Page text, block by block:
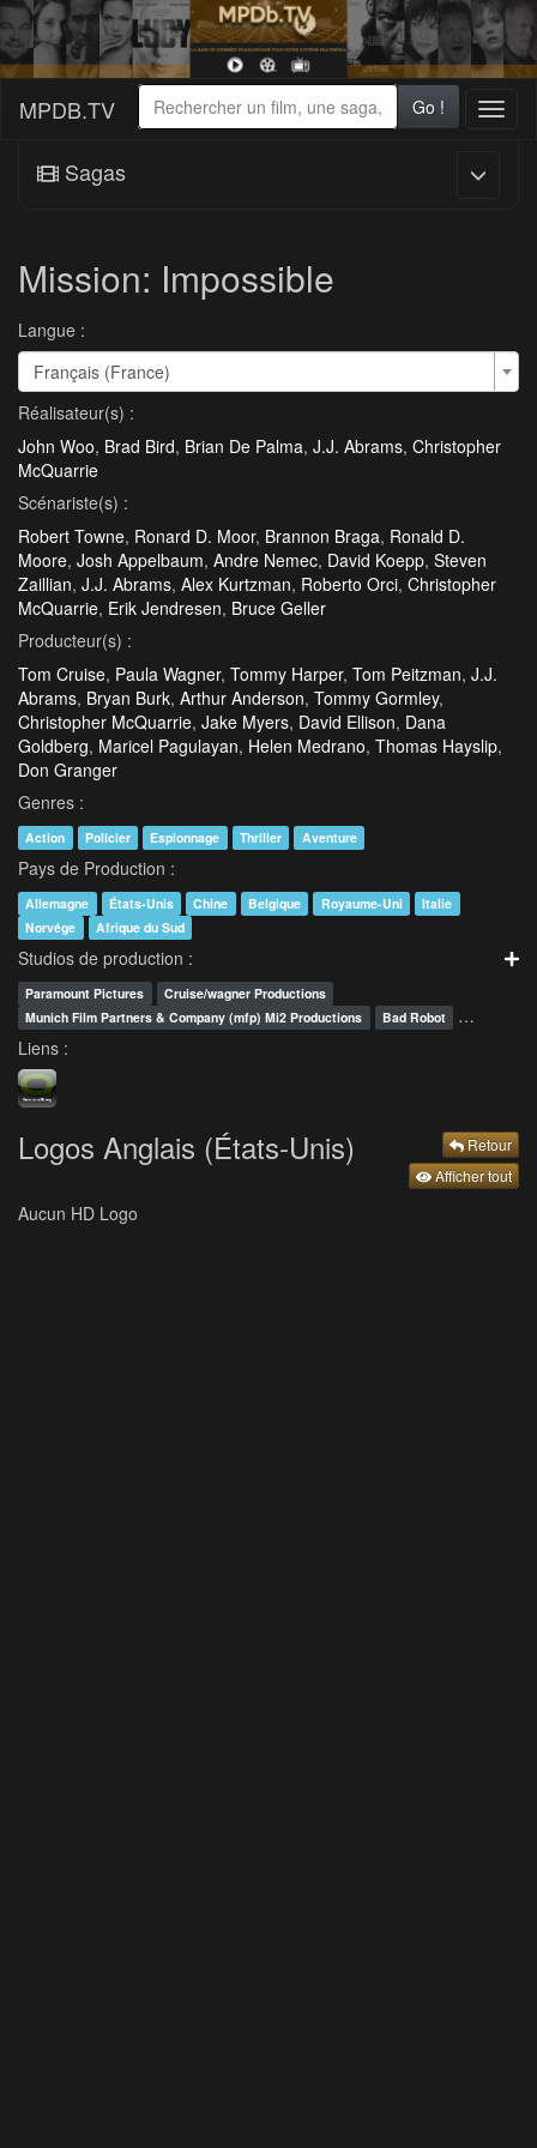
MPDB.TV Go !
Sagas
Mission: Impossible
Langue :
Français (France)
Réalisateur(s) :
John Woo, Brad Bird, Brian De Palma, J.J. Abrams, Christopher
McQuarrie
Scénariste(s) :
Robert Towne, Ronard D. Moor, Brannon Braga, Ronald D.
Moore, Josh Appelbaum, Andre Nemec, David Koepp, Steven
Zaillian, J.J. Abrams, Alex Kurtzman, Roberto Orci, Christopher
McQuarrie, Erik Jendresen, Bruce Geller
Producteur(s) :
Tom Cruise, Paula Wagner, Tommy Harper, Tom Peitzman, J.J.
Abrams, Bryan Burk, Arthur Anderson, Tommy Gormley,
Christopher McQuarrie, Jake Myers, David Ellison, Dana
Goldberg, Maricel Pagulayan, Helen Medrano, Thomas Hayslip,
Don Granger
Genres :
Action Policier Espionnage Thriller Aventure
Pays de Production :
Allemagne États-Unis Chine Belgique Royaume-Uni
Italie
Norvége
Afrique du Sud
Studios de production :
Paramount Pictures
Cruise/wagner Productions
Munich Film Partners & Company (mfp) Mi2 Productions
Bad Robot
…
Liens :
Logos Anglais (États-Unis)
Retour
Afficher tout
Aucun HD Logo